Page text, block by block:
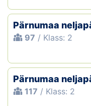
Kalender
Tule klubisse!
Tulemused
Pärnumaa
97 / Klass: 2
Pärnumaa
117 / Klass: 2